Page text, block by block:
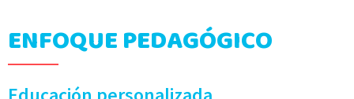
ENFOQUE PEDAGÓGICO